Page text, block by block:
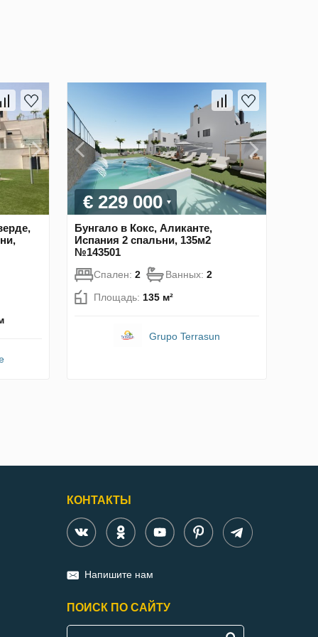
€ 229 000
Бунгало в Кокс, Аликанте,
Испания 2 спальни, 135м2
№143501
Спален: 2 Ванных: 2
Площадь: 135 м²
Grupo Terrasun
КОНТАКТЫ
Напишите нам
ПОИСК ПО САЙТУ